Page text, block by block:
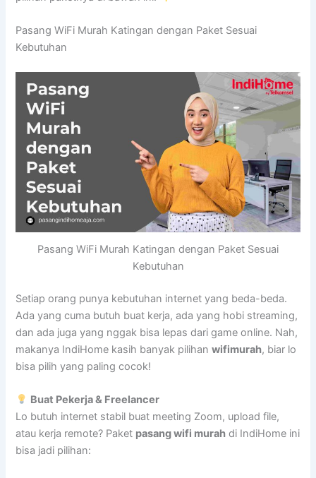
Pasang WiFi Murah Katingan dengan Paket Sesuai
Kebutuhan
Pasang WiFi Murah Katingan dengan Paket Sesuai
Kebutuhan
Setiap orang punya kebutuhan internet yang beda-beda.
Ada yang cuma butuh buat kerja, ada yang hobi streaming,
dan ada juga yang nggak bisa lepas dari game online. Nah,
makanya IndiHome kasih banyak pilihanwifimurah, biar lo
bisa pilih yang paling cocok!
Buat Pekerja & Freelancer
Lo butuh internet stabil buat meeting Zoom, upload file,
atau kerja remote? Paket pasang wifi murah di IndiHome ini
bisa jadi pilihan: